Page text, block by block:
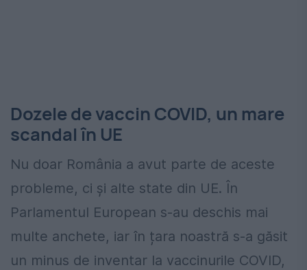
Dozele de vaccin COVID, un mare
scandal în UE
Nu doar România a avut parte de aceste
probleme, ci și alte state din UE. În
Parlamentul European s-au deschis mai
multe anchete, iar în țara noastră s-a găsit
un minus de inventar la vaccinurile COVID,